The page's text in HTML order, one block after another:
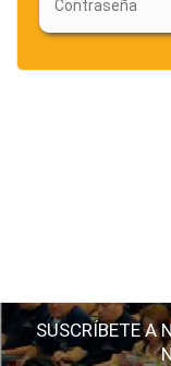
SUSCRÍBETE A